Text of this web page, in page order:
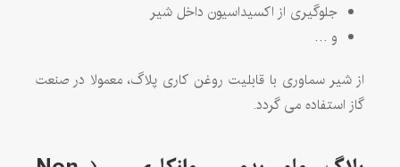
جلوگیری از اکسیداسیون داخل شیر
و …
از شیر سماوری با قابلیت روغن کاری پلاگ، معمولا در صنعت
گاز استفاده می گردد.